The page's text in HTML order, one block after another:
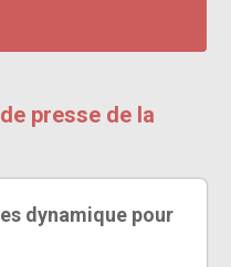
presse de la
dynamique pour